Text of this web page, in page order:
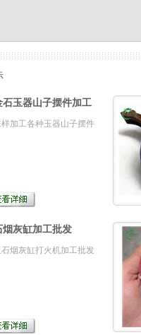
石玉器山子摆件加工
加工各种玉器山子摆件
烟灰缸加工批发
烟灰缸打火机加工批发